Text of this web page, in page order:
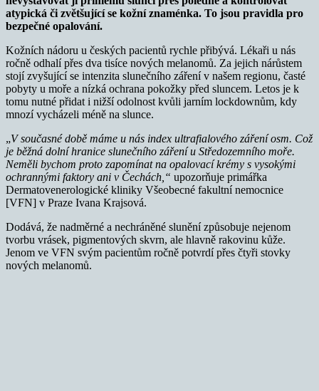
atypická či zvětšující se kožní znaménka. To jsou pravidla pro
bezpečné opalování.
Kožních nádoru u českých pacientů rychle přibývá. Lékaři u nás
ročně odhalí přes dva tisíce nových melanomů. Za jejich nárůstem
stojí zvyšující se intenzita slunečního záření v našem regionu, časté
pobyty u moře a nízká ochrana pokožky před sluncem. Letos je k
tomu nutné přidat i nižší odolnost kvůli jarním lockdownům, kdy
mnozí vycházeli méně na slunce.
„V současné době máme u nás index ultrafialového záření osm. Což
je běžná dolní hranice slunečního záření u Středozemního moře.
Neměli bychom proto zapomínat na opalovací krémy s vysokými
ochrannými faktory ani v Čechách,“ upozorňuje primářka
Dermatovenerologické kliniky Všeobecné fakultní nemocnice
[VFN] v Praze Ivana Krajsová.
Dodává, že nadměrné a nechráněné slunění způsobuje nejenom
tvorbu vrásek, pigmentových skvrn, ale hlavně rakovinu kůže.
Jenom ve VFN svým pacientům ročně potvrdí přes čtyři stovky
nových melanomů.